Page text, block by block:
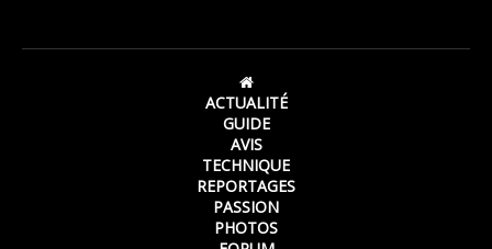
ACTUALITÉ
GUIDE
AVIS
TECHNIQUE
REPORTAGES
PASSION
PHOTOS